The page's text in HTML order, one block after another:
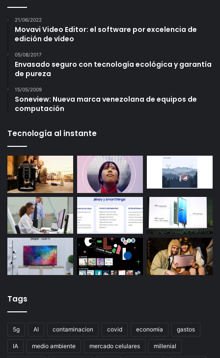
21/06/2022
Movavi Video Editor: el software por excelencia de
edición de vídeo
05/08/2017
Envasado seguro con tecnología ecológica y garantía
de pureza
15/05/2009
Soneview: Nueva marca venezolana de equipos de
computación
Tecnología al instante
Tags
5g AI contaminacion covid economia gastos
IA medio ambiente mercado celulares millenial